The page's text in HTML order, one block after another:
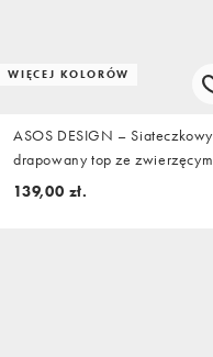
WIĘCEJ KOLORÓW
ASOS DESIGN – Siateczkowy
drapowany top ze zwierzęcym
wzorem
139,00 zł.